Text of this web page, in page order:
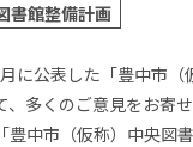
書館整備計画
に公表した「豊中市（
、多くのご意見をお寄
豊中市（仮称）中央図